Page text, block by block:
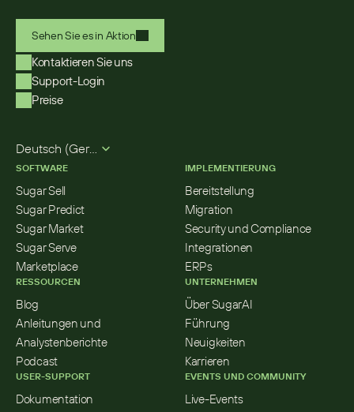
Sehen Sie es in Aktion
Kontaktieren Sie uns
Support-Login
Preise
Deutsch (German)
SOFTWARE
Sugar Sell
Sugar Predict
Sugar Market
Sugar Serve
Marketplace
RESSOURCEN
Blog
Anleitungen und
Analystenberichte
Podcast
USER-SUPPORT
Dokumentation
IMPLEMENTIERUNG
Bereitstellung
Migration
Security und Compliance
Integrationen
ERPs
UNTERNEHMEN
Über SugarAI
Führung
Neuigkeiten
Karrieren
EVENTS UND COMMUNITY
Live-Events